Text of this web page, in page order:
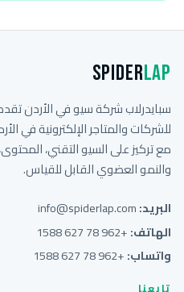
SpiderLap
للشركات والمتاجر الإلكترونية في
مع تركيز على السيو التقني،
والنمو العضوي القابل للقياس.
البريد:info@spiderlap.com
الهاتف:+962 78 627 1588
واتساب:+962 78 627 1588